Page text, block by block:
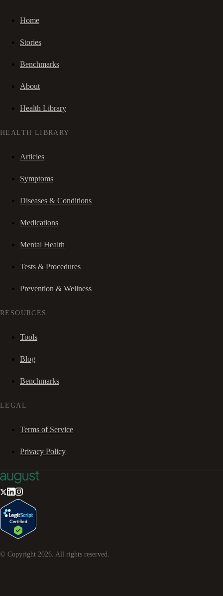
Home
Stories
Benchmarks
About
Health Library
HEALTH LIBRARY
Articles
Symptoms
Diseases & Conditions
Medications
Mental Health
Tests & Procedures
Prevention & Wellness
RESOURCES
Tools
Blog
Benchmarks
LEGAL
Terms of Service
Privacy Policy
© Copyright 2026 . All rights reserved.